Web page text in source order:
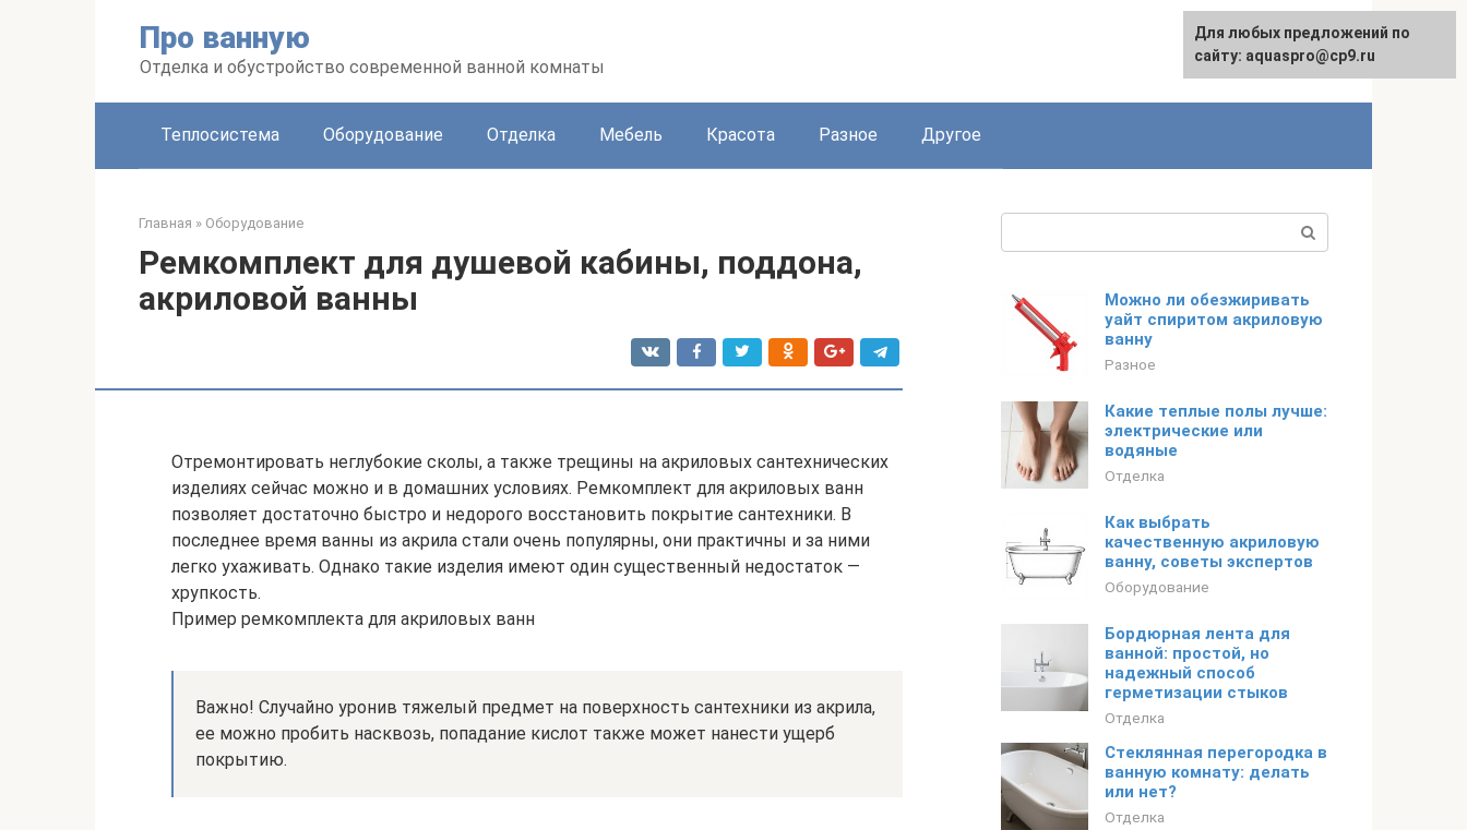
Про ванную
Отделка и обустройство современной ванной комнаты
Теплосистема Оборудование Отделка Мебель Красота Разное Другое
Главная » Оборудование
Ремкомплект для душевой кабины, поддона,
акриловой ванны
Отремонтировать неглубокие сколы, а также трещины на акриловых сантехнических
изделиях сейчас можно и в домашних условиях. Ремкомплект для акриловых ванн
позволяет достаточно быстро и недорого восстановить покрытие сантехники. В
последнее время ванны из акрила стали очень популярны, они практичны и за ними
легко ухаживать. Однако такие изделия имеют один существенный недостаток ―
хрупкость.
Пример ремкомплекта для акриловых ванн
Важно! Случайно уронив тяжелый предмет на поверхность сантехники из акрила,
ее можно пробить насквозь, попадание кислот также может нанести ущерб
покрытию.
Можно ли обезжиривать
уайт спиритом акриловую
ванну
Разное
Какие теплые полы лучше:
электрические или
водяные
Отделка
Как выбрать
качественную акриловую
ванну, советы экспертов
Оборудование
Бордюрная лента для
ванной: простой, но
надежный способ
герметизации стыков
Отделка
Стеклянная перегородка в
ванную комнату: делать
или нет?
Отделка
Для любых предложений по
сайту: aquaspro@cp9.ru